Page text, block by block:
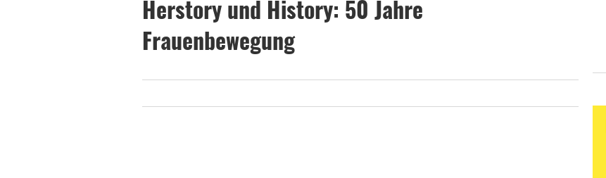
Herstory und History: 50 Jahre
Frauenbewegung